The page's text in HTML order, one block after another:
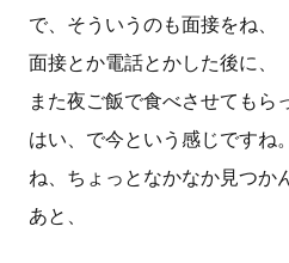
で、そういうのも面接をね、
面接とか電話とかした後に、
また夜ご飯で食べさせてもら
はい、で今という感じですね。
ね、ちょっとなかなか見つか
あと、